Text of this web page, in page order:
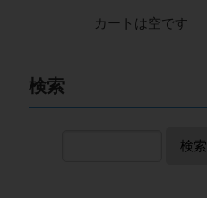
カートは空です
検索
検索